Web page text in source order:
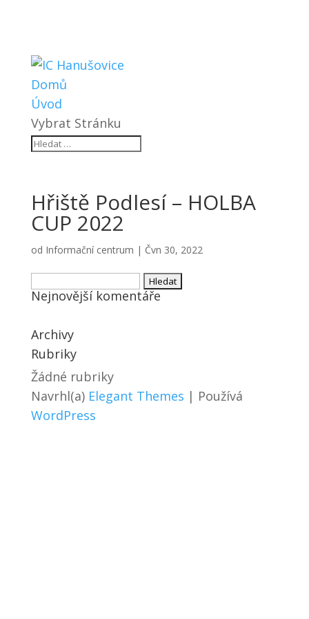
Domů
Úvod
Vybrat Stránku
Hřiště Podlesí – HOLBA
CUP 2022
od Informační centrum | Čvn 30, 2022
Vyhledávání
Nejnovější komentáře
Archivy
Rubriky
Žádné rubriky
Navrhl(a) Elegant Themes | Používá
WordPress